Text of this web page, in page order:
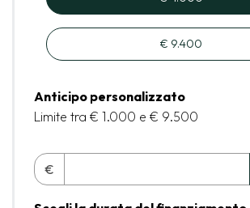
€ 9.400
Anticipo personalizzato
Limite tra € 1.000 e € 9.500
€